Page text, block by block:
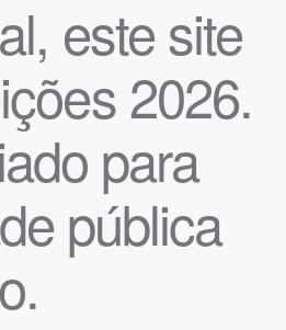
este site
2026.
para
pública